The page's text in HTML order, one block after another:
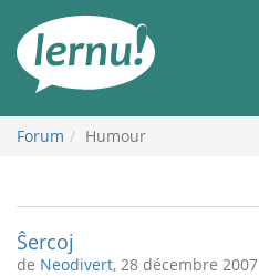
contenu
Forum Humour
Ŝercoj
de Neodivert, 28 décembre 2007